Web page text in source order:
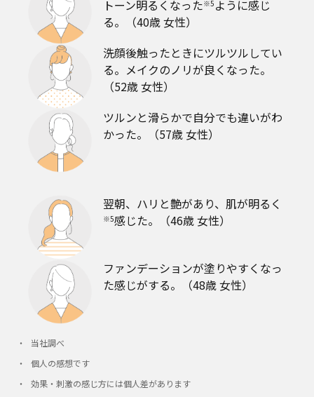
トーン明るくなった※5 ように感じ
る。（40歳 女性）
洗顔後触ったときにツルツルしてい
る。メイクのノリが良くなった。
（52歳 女性）
ツルンと滑らかで自分でも違いがわ
かった。（57歳 女性）
翌朝、ハリと艶があり、肌が明るく
※5感じた。（46歳 女性）
ファンデーションが塗りやすくなっ
た感じがする。（48歳 女性）
当社調べ
個人の感想です
効果・刺激の感じ方には個人差があります